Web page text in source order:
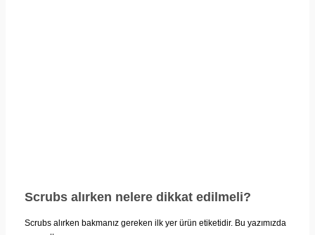
Scrubs alırken nelere dikkat edilmeli?
Scrubs alırken bakmanız gereken ilk yer ürün etiketidir. Bu yazımızda